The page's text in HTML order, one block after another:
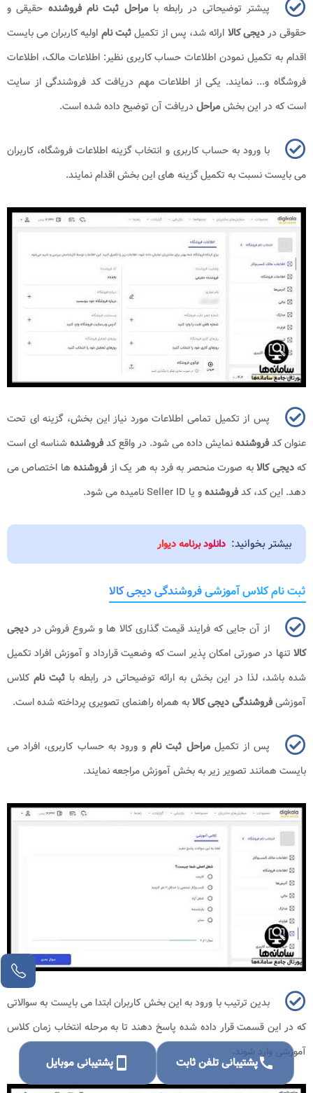
پیشتر توضیحاتی در رابطه بامراحل ثبت نام فروشنده حقیقی و
حقوقی دردیجی کالا ارائه شد، پس از تکمیلثبت نام اولیه کاربران می بایست
اقدام به تکمیل نمودن اطلاعات حساب کاربری نظیر: اطلاعات مالک، اطلاعات
فروشگاه و... نمایند. یکی از اطلاعات مهم دریافت کد فروشندگی از سایت
است که در این بخشمراحلدریافت آن توضیح داده شده است.
با ورود به حساب کاربری و انتخاب گزینه اطلاعات فروشگاه، کاربران
می بایست نسبت به تکمیل گزینه های این بخش اقدام نمایند.
پس از تکمیل تمامی اطلاعات مورد نیاز این بخش، گزینه ای تحت
عنوان کدفروشندهنمایش داده می شود. در واقع کدفروشندهشناسه ای است
کهدیجی کالابه صورت منحصر به فرد به هر یک ازفروشنده ها اختصاص می
دهد. این کد، کدفروشندهو یا Seller IDنامیده می شود.
بیشتر بخوانید: دانلود برنامه دیوار
ثبت نام کلاس آموزشی فروشندگی دیجی کالا
از آن جایی که فرایند قیمت گذاری کالا ها و شروع فروش در دیجی
کالا تنها در صورتی امکان پذیر است که وضعیت قرارداد و آموزش افراد تکمیل
شده باشد، لذا در این بخش به ارائه توضیحاتی در رابطه با ثبت نام کلاس
آموزشیفروشندگی دیجی کالابه همراه راهنمای تصویری پرداخته شده است.
پس از تکمیلمراحل ثبت نامو ورود به حساب کاربری، افراد می
بایست همانند تصویر زیر به بخش آموزش مراجعه نمایند.
بدین ترتیب با ورود به این بخش کاربران ابتدا می بایست به سوالاتی
که در این قسمت قرار داده شده پاسخ دهند تا به مرحله انتخاب زمان کلاس
آموزشی وارد شوند.
callپشتیبانی تلفن ثابت smartphoneپشتیبانی موبایل